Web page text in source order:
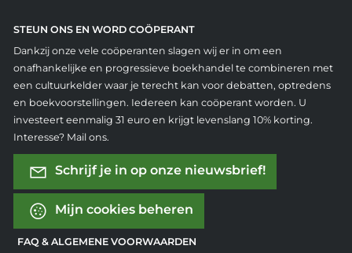
STEUN ONS EN WORD COÖPERANT
Dankzij onze vele coöperanten slagen wij er in om een
onafhankelijke en progressieve boekhandel te combineren met
een cultuurkelder waar je terecht kan voor debatten, optredens
en boekvoorstellingen. Iedereen kan coöperant worden. U
investeert eenmalig 31 euro en krijgt levenslang 10% korting.
Interesse? Mail ons.
Schrijf je in op onze nieuwsbrief!
Mijn cookies beheren
FAQ & ALGEMENE VOORWAARDEN